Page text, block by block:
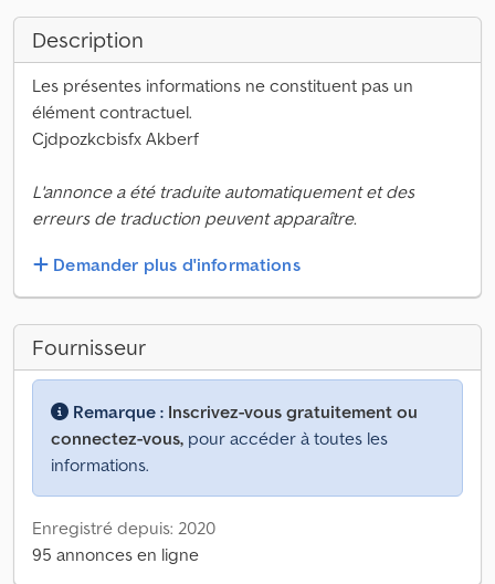
Description
Les présentes informations ne constituent pas un
élément contractuel.
Cjdpozkcbisfx Akberf
L'annonce a été traduite automatiquement et des
erreurs de traduction peuvent apparaître.
Demander plus d'informations
Fournisseur
Remarque : Inscrivez-vous gratuitement ou
connectez-vous, pour accéder à toutes les
informations.
Enregistré depuis: 2020
95 annonces en ligne